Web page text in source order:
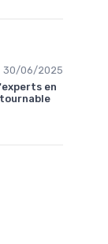
30/06/2025
en